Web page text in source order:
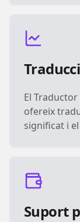
El
ofereix
significat i
Suport